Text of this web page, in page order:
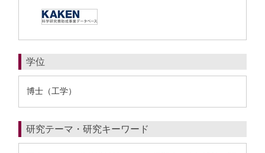
学位
博士（工学）
研究テーマ・研究キーワード